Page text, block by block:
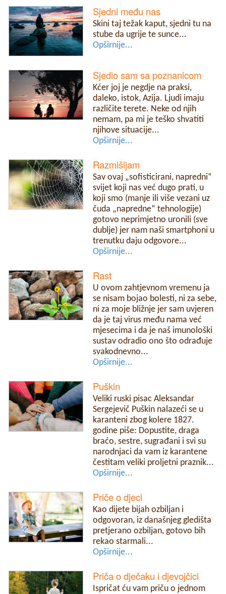
Sjedni među nas
Skini taj težak kaput, sjedni tu na
stube da ugrije te sunce...
Opširnije...
Sjedio sam sa poznanicom
Kćer joj je negdje na praksi,
daleko, istok, Azija. Ljudi imaju
različite terete. Neke od njih
nemam, pa mi je teško shvatiti
njihove situacije...
Opširnije...
Razmišljam
Sav ovaj „sofisticirani, napredni“
svijet koji nas već dugo prati, u
koji smo (manje ili više vezani uz
čuda „napredne“ tehnologije)
gotovo neprimjetno uronili (sve
dublje) jer nam naši smartphoni u
trenutku daju odgovore...
Opširnije...
Rast
U ovom zahtjevnom vremenu ja
se nisam bojao bolesti, ni za sebe,
ni za moje bližnje jer sam uvjeren
da je taj virus među nama već
mjesecima i da je naš imunološki
sustav odradio ono što odrađuje
svakodnevno...
Opširnije...
Puškin
Veliki ruski pisac Aleksandar
Sergejevič Puškin nalazeći se u
karanteni zbog kolere 1827.
godine piše: Dopustite, draga
braćo, sestre, sugrađani i svi su
narodnjaci da vam iz karantene
čestitam veliki proljetni praznik...
Opširnije...
Priče o djeci
Kao dijete bijah ozbiljan i
odgovoran, iz današnjeg gledišta
pretjerano ozbiljan, gotovo bih
rekao starmali...
Opširnije...
Priča o dječaku i djevojčici
Ispričat ću vam priču o jednom